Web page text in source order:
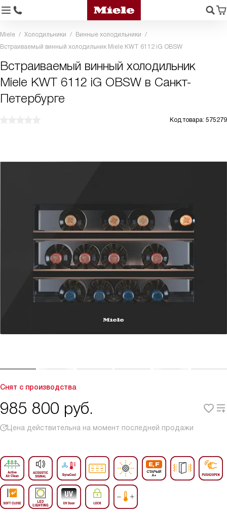
Miele Холодильники
Винные холодильники
Встраиваемый винный холодильник Miele KWT 6112 iG OBSW
Встраиваемый винный холодильник
Miele KWT 6112 iG OBSW в Санкт-
Петербурге
Код товара: 575279
Снят с производства
985 800 руб.
Цена действительна на момент последней продажи